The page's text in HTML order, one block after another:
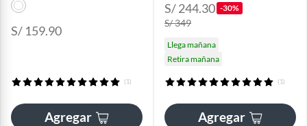
S/ 159.90
(1)
Agregar
S/ 244.30 -30%
S/ 349
Llega mañana
Retira mañana
(1)
Agregar